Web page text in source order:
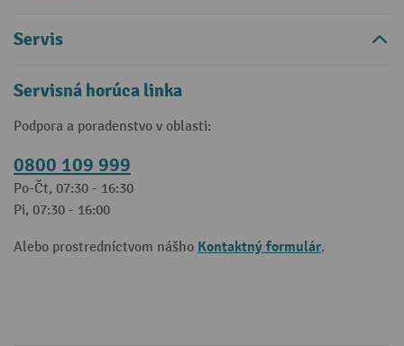
Servis
Servisná horúca linka
Podpora a poradenstvo v oblasti:
0800 109 999
Po-Čt, 07:30 - 16:30
Pi, 07:30 - 16:00
Alebo prostredníctvom nášho Kontaktný formulár.